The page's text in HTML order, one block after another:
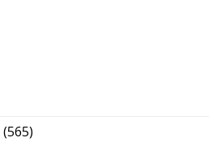
(565)